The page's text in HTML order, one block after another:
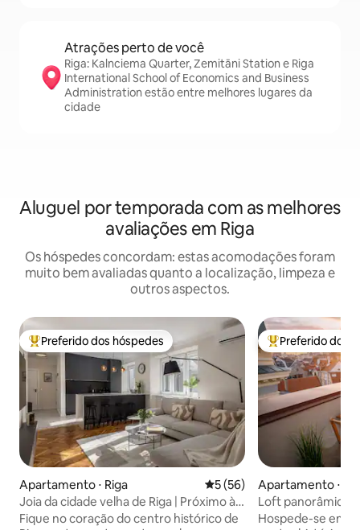
Atrações perto de você
Riga: Kalnciema Quarter, Zemitāni Station e Riga
International School of Economics and Business
Administration estão entre melhores lugares da
cidade
Aluguel por temporada com as melhores
avaliações em Riga
Os hóspedes concordam: estas acomodações foram
muito bem avaliadas quanto a localização, limpeza e
outros aspectos.
Entre os melhores preferidos dos hóspedes
Preferido dos hóspedes
Apartamento ⋅ Riga 5 de uma avaliação média
5 (56)
Joia da cidade velha de Riga | Próximo à
Basílica de São Pedro | Ar-condicionado +
Fique no coração do centro histórico de
Entre os
Preferido dos
Apartamento ⋅
Loft panorâmico
Terraço • Lareira
Hospede-se em